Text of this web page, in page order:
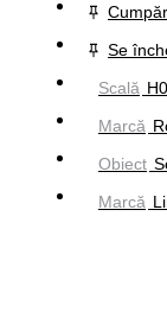
Se
Scală H0
Marcă
Obiect
Marcă